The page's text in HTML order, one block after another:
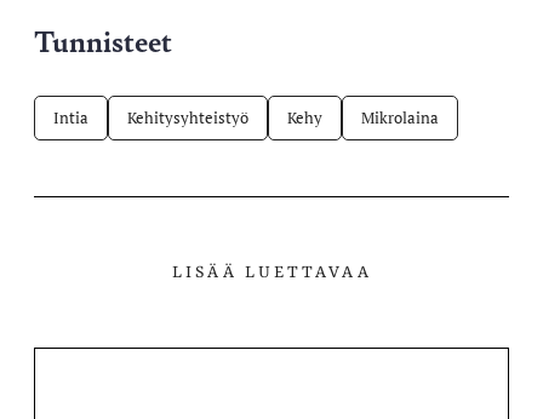
Tunnisteet
Intia Kehitysyhteistyö Kehy Mikrolaina
LISÄÄ LUETTAVAA